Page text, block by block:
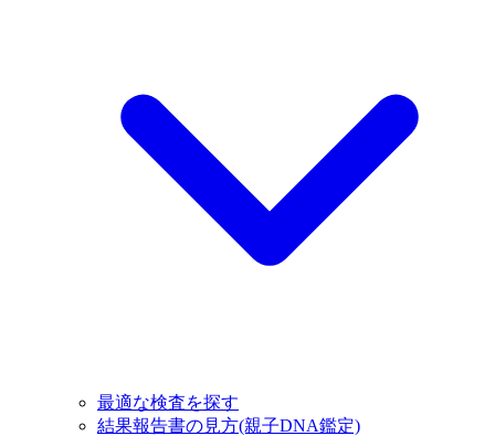
最適な検査を探す
結果報告書の見方(親子DNA鑑定)